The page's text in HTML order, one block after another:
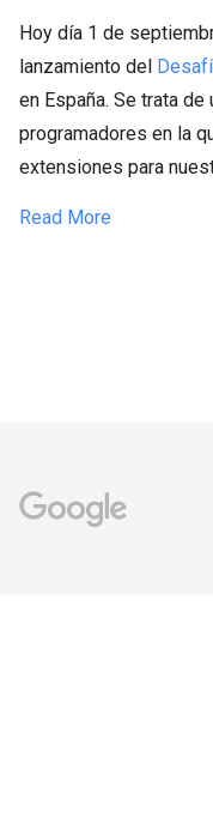
Hoy día 1 de
lanzamiento del
en España. Se trata
programadores en la
extensiones para
Read More